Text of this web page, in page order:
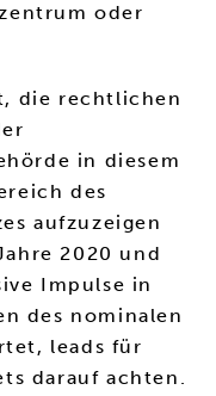
oder
die rechtlichen
in diesem
des
aufzuzeigen
2020 und
Impulse in
des nominalen
leads für
darauf achten.